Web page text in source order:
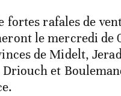
fortes rafales de
le mercredi de
de Midelt,
et